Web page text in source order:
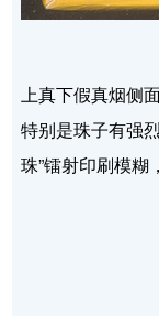
上真下假真烟侧
特别是珠子有强
珠”镭射印刷模糊